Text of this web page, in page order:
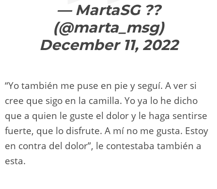
— MartaSG ??
(@marta_msg)
December 11, 2022
“Yo también me puse en pie y seguí. A ver si
cree que sigo en la camilla. Yo ya lo he dicho
que a quien le guste el dolor y le haga sentirse
fuerte, que lo disfrute. A mí no me gusta. Estoy
en contra del dolor”, le contestaba también a
esta.